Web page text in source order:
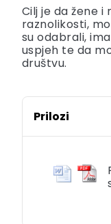
Cilj je da žene i
raznolikosti,
su odabrali,
uspjeh te da
društvu.
Prilozi